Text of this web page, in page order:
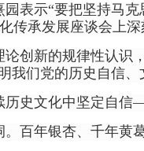
表示“要把坚持马
化传承发展座谈会上
创新的规律性认识
我们党的历史自信
历史文化中坚定自
。百年银杏、千年黄